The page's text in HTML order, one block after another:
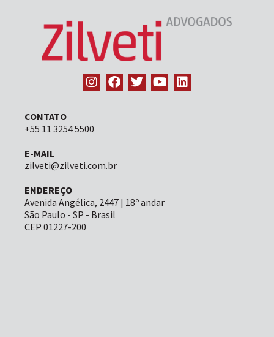
CONTATO
+55 11 3254 5500
E-MAIL
zilveti@zilveti.com.br
ENDEREÇO
Avenida Angélica, 2447 | 18º andar
São Paulo - SP - Brasil
CEP 01227-200